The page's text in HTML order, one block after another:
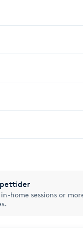
home sessions or